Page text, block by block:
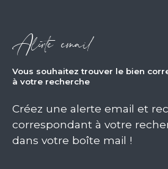
Alerte email
vous souhaitez trouver le bien
à votre recherche
Créez une alerte email et
correspondant à votre
dans votre boîte mail !